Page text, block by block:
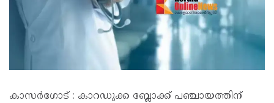
കാസർ​ഗോട് : കാറഡുക്ക ബ്ലോക്ക് പഞ്ചായത്തിന്